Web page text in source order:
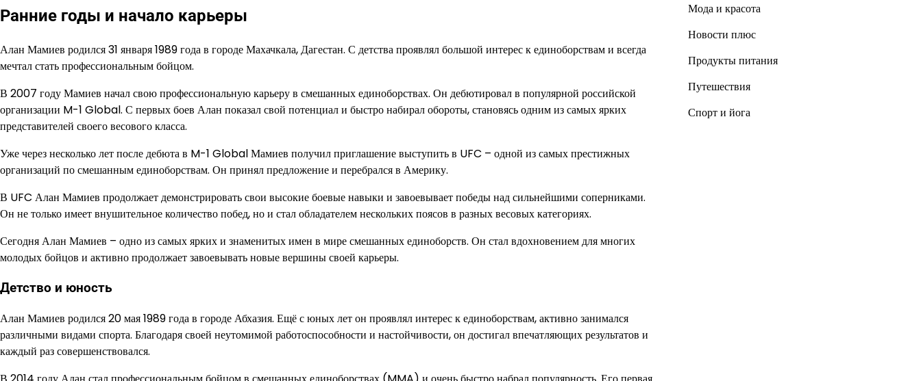
Ранние годы и начало карьеры
Алан Мамиев родился 31 января 1989 года в городе Махачкала, Дагестан. С детства проявлял большой интерес к единоборствам и всегда
мечтал стать профессиональным бойцом.
В 2007 году Мамиев начал свою профессиональную карьеру в смешанных единоборствах. Он дебютировал в популярной российской
организации M-1 Global. С первых боев Алан показал свой потенциал и быстро набирал обороты, становясь одним из самых ярких
представителей своего весового класса.
Уже через несколько лет после дебюта в M-1 Global Мамиев получил приглашение выступить в UFC – одной из самых престижных
организаций по смешанным единоборствам. Он принял предложение и перебрался в Америку.
В UFC Алан Мамиев продолжает демонстрировать свои высокие боевые навыки и завоевывает победы над сильнейшими соперниками.
Он не только имеет внушительное количество побед, но и стал обладателем нескольких поясов в разных весовых категориях.
Сегодня Алан Мамиев – одно из самых ярких и знаменитых имен в мире смешанных единоборств. Он стал вдохновением для многих
молодых бойцов и активно продолжает завоевывать новые вершины своей карьеры.
Детство и юность
Алан Мамиев родился 20 мая 1989 года в городе Абхазия. Ещё с юных лет он проявлял интерес к единоборствам, активно занимался
различными видами спорта. Благодаря своей неутомимой работоспособности и настойчивости, он достигал впечатляющих результатов и
каждый раз совершенствовался.
Мода и красота
Новости плюс
Продукты питания
Путешествия
Спорт и йога